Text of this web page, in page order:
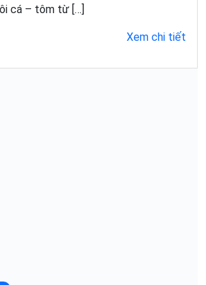
cá – tôm từ […]
Xem chi tiết